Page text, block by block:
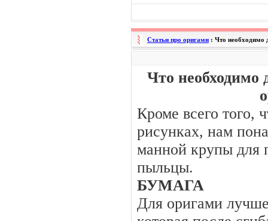
Статьи про оригами : Что необходимо
Что необходимо
Кроме всего того,
рисунках, нам
манной крупы для
пыльцы.
БУМАГА
Для оригами